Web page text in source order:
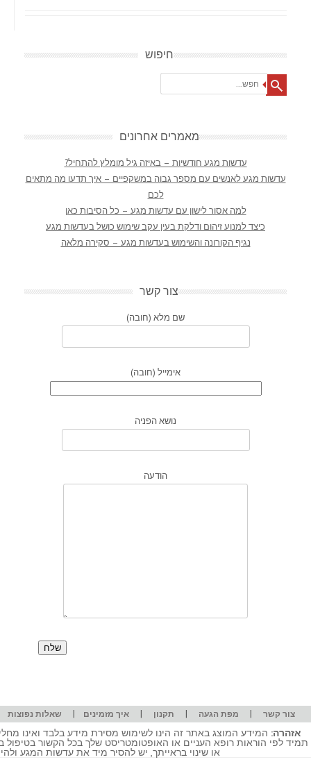
חיפוש
מאמרים אחרונים
עדשות מגע חודשיות – באיזה גיל מומלץ להתחיל?
עדשות מגע לאנשים עם מספר גבוה במשקפיים – איך תדעו מה מתאים
לכם
למה אסור לישון עם עדשות מגע – כל הסיבות כאן
כיצד למנוע זיהום ודלקת בעין עקב שימוש כושל בעדשות מגע
נגיף הקורונה והשימוש בעדשות מגע – סקירה מלאה
צור קשר
שם מלא (חובה)
אימייל (חובה)
נושא הפניה
הודעה
צור קשר | מפת הגעה | תקנון |איך מזמינים | שאלות נפוצות
אזהרה: המידע המוצג באתר זה הינו לשימוש מסירת מידע בלבד ואינו
תמיד לפי הוראות רופא העניים או האופטומטריסט שלך בכל הקשור
או שינוי בראייתך, יש להסיר מיד את עדשות המגע